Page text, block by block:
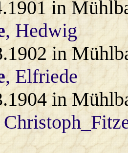
in
, Hedwig
in
, Elfriede
in